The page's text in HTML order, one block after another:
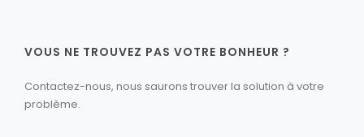
VOUS NE TROUVEZ PAS VOTRE BONHEUR ?
Contactez-nous, nous saurons trouver la solution à votre
problème.